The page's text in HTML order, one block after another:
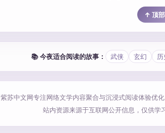
📚 今夜适合阅读的故事： 武侠 玄幻 历
紫苏中文网专注网络文学内容聚合与沉浸式阅读体验优
站内资源来源于互联网公开信息，仅供学